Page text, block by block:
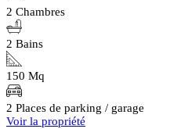
2 Chambres
2 Bains
150 Mq
2 Places de parking / garage
Voir la propriété